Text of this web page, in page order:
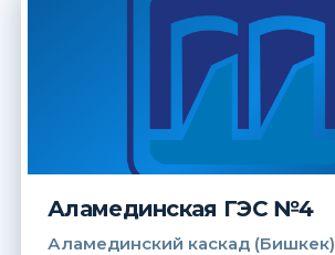
Аламединская ГЭС №4
Аламединский каскад (Бишкек)